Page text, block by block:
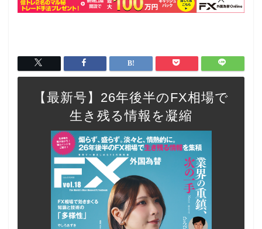
【最新号】26年後半のFX相場で
生き残る情報を凝縮